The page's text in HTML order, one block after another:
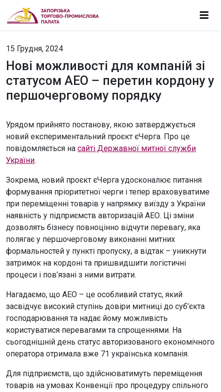
15 Грудня, 2024
Нові можливості для компаній зі
статусом АЕО – перетин кордону у
першочерговому порядку
Урядом прийнято постанову, якою затверджується
новий експериментальний проєкт єЧерга. Про це
повідомляється на сайті Державної митної служби
України.
Зокрема, новий проєкт єЧерга удосконалює питання
формування пріоритетної черги і тепер враховуватиме
при переміщенні товарів у напрямку виїзду з України
наявність у підприємств авторизацій АЕО. Ці зміни
дозволять бізнесу повноцінно відчути перевагу, яка
полягає у першочерговому виконанні митних
формальностей у пункті пропуску, а відтак – уникнути
затримок на кордоні та пришвидшити логістичні
процеси і пов’язані з ними витрати.
Нагадаємо, що АЕО – це особливий статус, який
засвідчує високий ступінь довіри митниці до суб’єкта
господарювання та надає йому можливість
користуватися перевагами та спрощеннями. На
сьогоднішній день статус авторизованого економічного
оператора отримала вже 71 українська компанія.
Для підприємств, що здійснюватимуть переміщення
товарів на умовах Конвенції про процедуру спільного